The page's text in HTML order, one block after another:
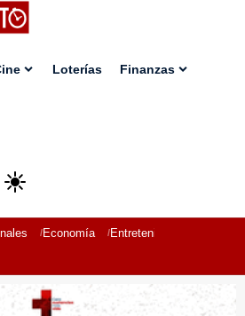
Loterías Finanzas
Economía Entretenimiento